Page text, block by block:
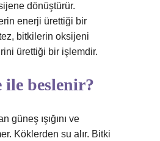
dönüştürür.
enerji ürettiği bir
bitkilerin oksijeni
ürettiği bir işlemdir.
beslenir?
güneş ışığını ve
Köklerden su alır. Bitki